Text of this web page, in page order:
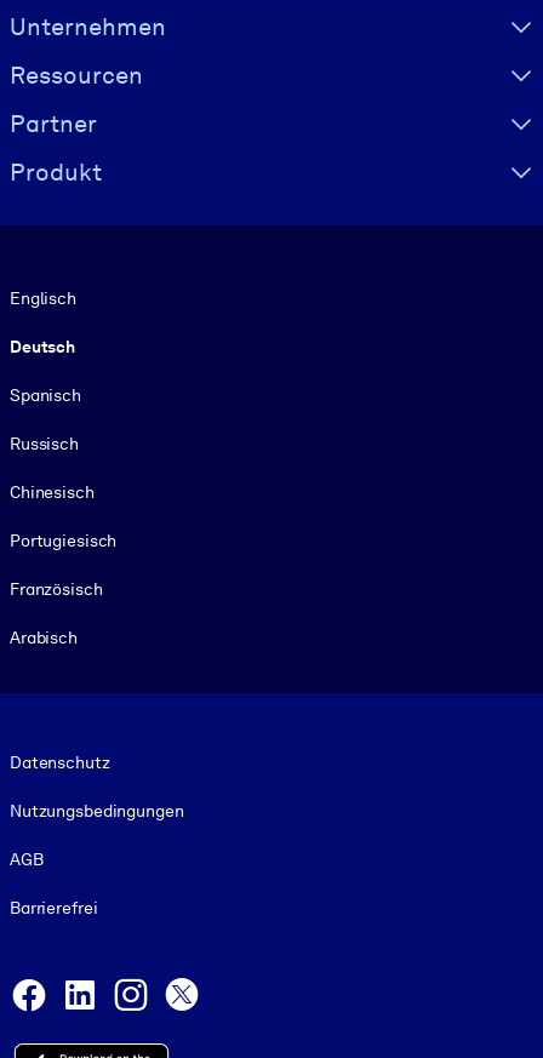
Visually hidden Text
Unternehmen
Ressourcen
Partner
Produkt
Englisch
Deutsch
Spanisch
Russisch
Chinesisch
Portugiesisch
Französisch
Arabisch
Datenschutz
Nutzungsbedingungen
AGB
Barrierefrei
Facebook
LinkedInInstagram